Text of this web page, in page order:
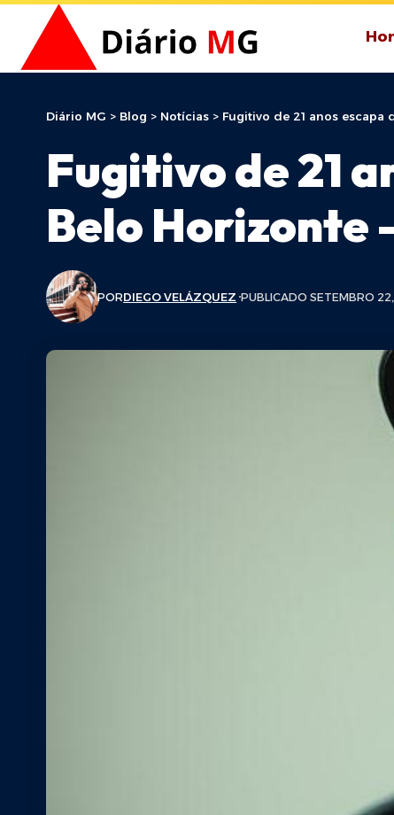
Diário MG > Blog > Notícias > Fugitivo de 21 anos escapa
Fugitivo de 21
Belo Horizonte
PORDIEGO VELÁZQUEZ PUBLICADO SETEMBRO